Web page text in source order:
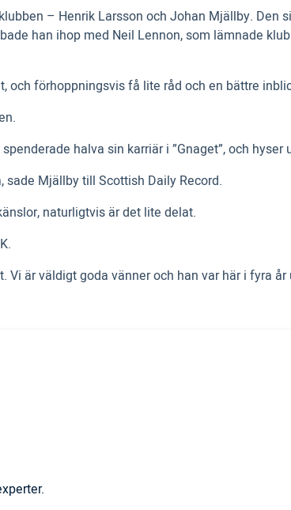
– Henrik Larsson och Johan Mjällby. Den
han ihop med Neil Lennon, som lämnade
förhoppningsvis få lite råd och en bättre
halva sin karriär i ”Gnaget”, och
Mjällby till Scottish Daily Record.
naturligtvis är det lite delat.
är väldigt goda vänner och han var här i fyra